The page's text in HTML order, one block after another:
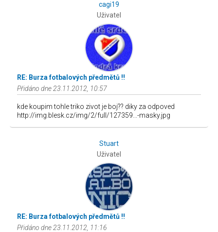
cagi19
Uživatel
RE: Burza fotbalových předmětů !!
Přidáno dne 23.11.2012, 10:57
kde koupim tohle triko zivot je boj?? diky za odpoved
http://img.blesk.cz/img/2/full/127359...-masky.jpg
Stuart
Uživatel
RE: Burza fotbalových předmětů !!
Přidáno dne 23.11.2012, 11:16